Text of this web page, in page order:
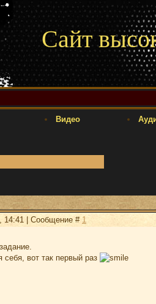
Сайт
Видео
14:41 | Сообщение # 1
вот так первый раз